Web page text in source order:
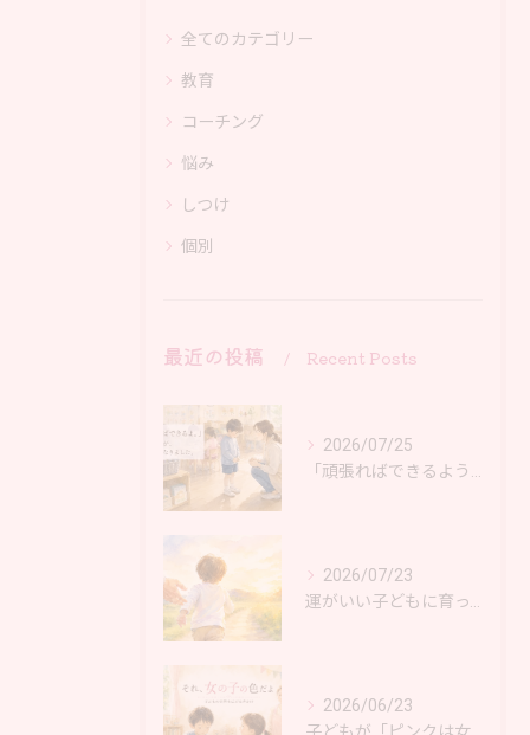
全てのカテゴリー
教育
コーチング
悩み
しつけ
個別
最近の投稿 Recent Posts
2026/07/25
2026/07/23
2026/06/23